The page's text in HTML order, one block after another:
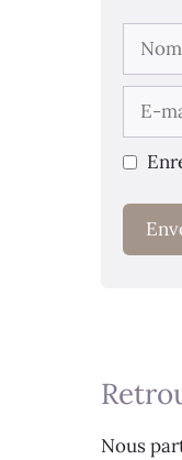
mail
Nous